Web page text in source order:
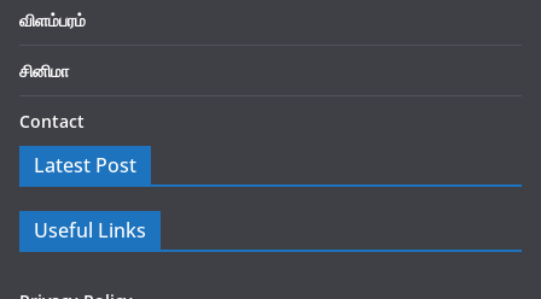
விளம்பரம்
சினிமா
Contact
Latest Post
Useful Links